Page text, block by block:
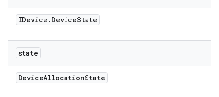
IDevice . DeviceState
state
DeviceAllocationState